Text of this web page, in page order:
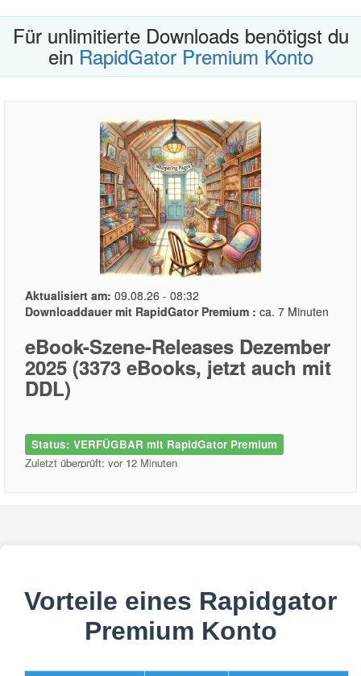
Für unlimitierte Downloads benötigst du
ein RapidGator Premium Konto
Aktualisiert am: 09.08.26 - 08:32
Downloaddauer mit RapidGator Premium : ca. 7 Minuten
eBook-Szene-Releases Dezember
2025 (3373 eBooks, jetzt auch mit
DDL)
Status: VERFÜGBAR mit RapidGator Premium
Zuletzt überprüft: vor 12 Minuten